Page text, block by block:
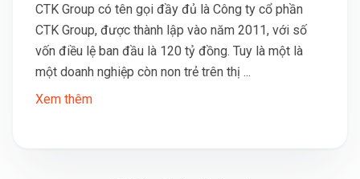
CTK Group có tên gọi đầy đủ là Công ty cổ phần
CTK Group, được thành lập vào năm 2011, với số
vốn điều lệ ban đầu là 120 tỷ đồng. Tuy là một là
một doanh nghiệp còn non trẻ trên thị ...
Xem thêm